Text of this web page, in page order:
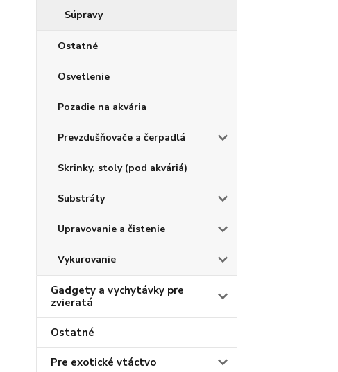
Súpravy
Ostatné
Osvetlenie
Pozadie na akvária
Prevzdušňovače a čerpadlá
Skrinky, stoly (pod akváriá)
Substráty
Upravovanie a čistenie
Vykurovanie
Gadgety a vychytávky pre
zvieratá
Ostatné
Pre exotické vtáctvo